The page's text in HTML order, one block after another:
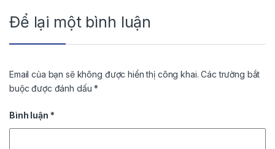
Để lại một bình luận
Email của bạn sẽ không được hiển thị công khai. Các trường bắt
buộc được đánh dấu*
Bình luận *